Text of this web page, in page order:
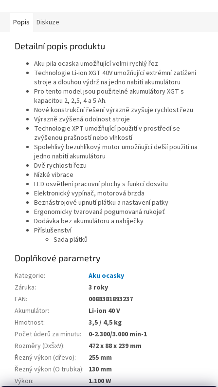
Popis Diskuze
Detailní popis produktu
Aku pila ocaska umožňující velmi rychlý řez
Technologie Li-ion XGT 40V umožňující extrémní zatížení
stroje a dlouhou výdrž na jedno nabití akumulátoru
Pro tento model jsou použitelné akumulátory XGT s
kapacitou 2, 2,5, 4 a 5 Ah.
Nové konstrukční řešení výrazně zvyšuje rychlost řezu
Výrazně zvýšená odolnost stroje
Technologie XPT umožňující použití v prostředí se
zvýšenou prašností nebo vlhkostí
Spolehlivý bezuhlíkový motor umožňující delší použití na
jedno nabití akumulátoru
Dvě rychlosti řezu
Nízké vibrace
LED osvětlení pracovní plochy s funkcí dosvitu
Elektronický vypínač, motorová brzda
Beznástrojové upnutí plátku a nastavení patky
Ergonomicky tvarovaná pogumovaná rukojeť
Dodávka bez akumulátoru a nabíječky
Příslušenství
Sada plátků
Doplňkové parametry
Kategorie:
Aku ocasky
Záruka:
3 roky
EAN:
0088381893237
Akumulátor:
Li-ion 40 V
Hmotnost:
3,5 / 4,5 kg
Počet úderů za minutu:
0-2.300/3.000 min-1
Rozměry (DxŠxV):
472 x 88 x 239 mm
Řezný výkon (dřevo):
255 mm
Řezný výkon (O trubka): 130 mm
Výkon: 1.100 W